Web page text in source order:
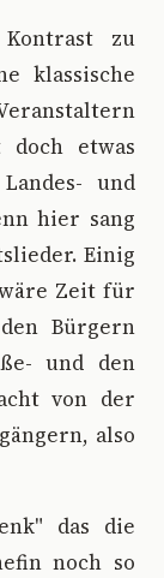
zu
klassische
etwas
und
hier sang
Einig
Zeit für
Bürgern
und den
von der
also
das die
noch so